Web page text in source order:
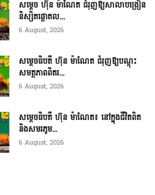
សម្តេច ហ៊ុន ម៉ាណែត ជំរុញឱ្យសាលាបង្រៀន
និស្សិតផ្តោតល...
6 August, 2026
សម្តេចធិបតី ហ៊ុន ម៉ាណែត ជំរុញឱ្យបណ្តុះ
សមត្ថភាពពិតរ...
6 August, 2026
សម្តេចធិបតី ហ៊ុន ម៉ាណែត៖ នៅក្នុងជីវិតពិត
និងសមរភូម...
6 August, 2026